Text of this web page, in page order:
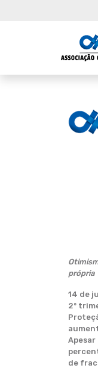
própria
14 de
2º
Apesar
de